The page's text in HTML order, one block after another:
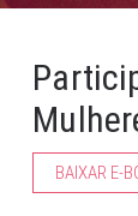
BAIXAR E-